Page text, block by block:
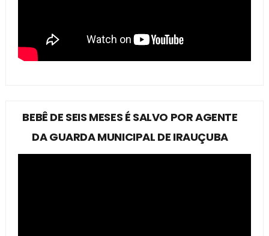
BEBÊ DE SEIS MESES É SALVO POR AGENTE
DA GUARDA MUNICIPAL DE IRAUÇUBA